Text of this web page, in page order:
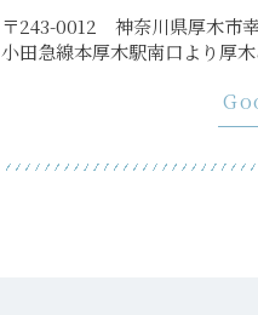
〒243-0012 神奈川県厚木市
小田急線本厚木駅南口より厚